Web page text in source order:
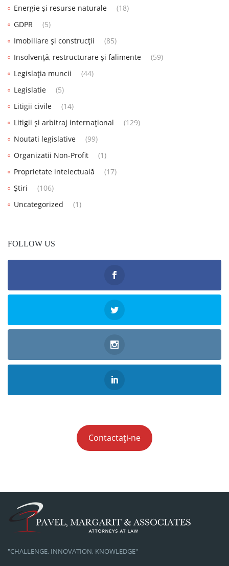
Energie și resurse naturale
(18)
GDPR
(5)
Imobiliare și construcții
(85)
Insolvență, restructurare și falimente
(59)
Legislația muncii
(44)
Legislatie
(5)
Litigii civile
(14)
Litigii și arbitraj internațional
(129)
Noutati legislative
(99)
Organizatii Non-Profit
(1)
Proprietate intelectuală
(17)
Știri
(106)
Uncategorized
(1)
FOLLOW US
Contactați-ne
"CHALLENGE, INNOVATION, KNOWLEDGE"